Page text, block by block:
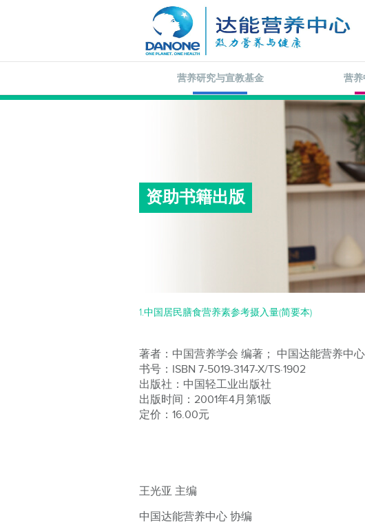
营养研究与宣教基金 营养
资助书籍出版
1.中国居民膳食营养素参考摄入量(简要本)
著者：中国营养学会 编著； 中国达能营养中
书号：ISBN 7-5019-3147-X/TS·1902
出版社：中国轻工业出版社
出版时间：2001年4月第1版
定价：16.00元
王光亚 主编
中国达能营养中心 协编